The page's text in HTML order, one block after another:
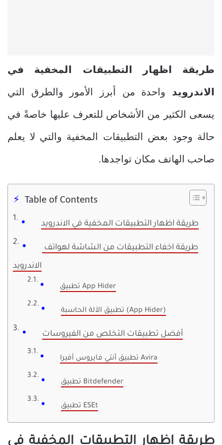
طريقة اظهار التطبيقات المخفية في
الاندرويد واحدة من أبرز الأمور والطرق التي
يسعى الكثير من الأشخاص للتعرف عليها خاصةً في
حالة وجود بعض التطبيقات المخفية والتي لا يعلم
صاحب الهاتف مكان تواجدها.
Table of Contents
طريقة اظهار التطبيقات المخفية في الاندرويد
الاندرويد
تطبيق App Hider
تطبيق الآلة الحاسبة (App Hider)
أفضل تطبيقات التخلص من الفيروسات
تطبيق أنتي فايروس أفيرا Avira
تطبيق Bitdefender
تطبيق ESEt
طريقة اظهار التطبيقات المخفية في